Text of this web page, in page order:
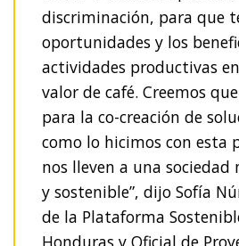
discriminación, para que
oportunidades y los
actividades productivas
valor de café. Creemos
para la co-creación de
como lo hicimos con esta
nos lleven a una
y sostenible”, dijo Sofía
de la Plataforma
Honduras y Oficial de